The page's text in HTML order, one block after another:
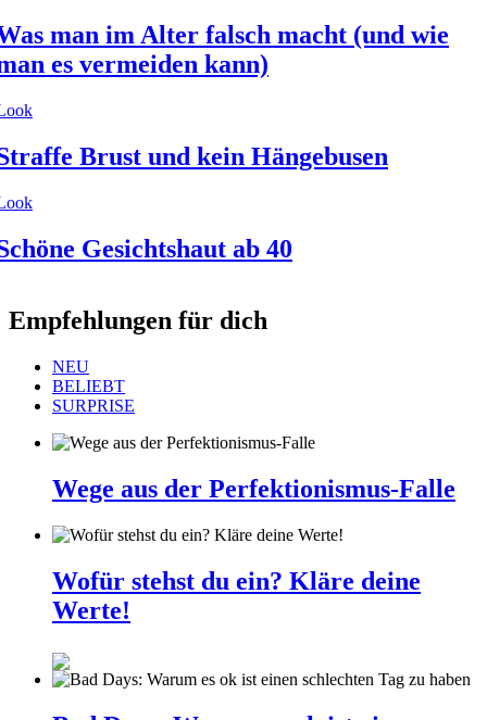
man im Alter falsch macht (und wie
es vermeiden kann)
Brust und kein Hängebusen
Gesichtshaut ab 40
Empfehlungen für dich
NEU
BELIEBT
SURPRISE
Wege aus der Perfektionismus-Falle
Wofür stehst du ein? Kläre deine
Werte!